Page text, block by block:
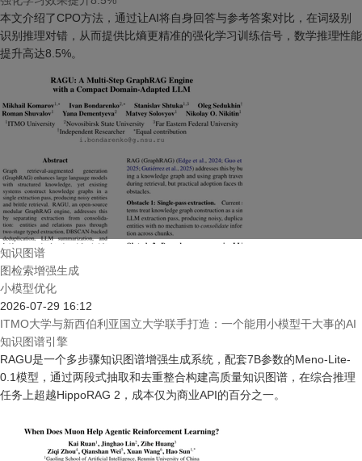
本文介绍了CPO方法，通过让AI将自身回答与参考答案对比，在词级别
识别推理对错，从而提供比熵更精准的强化学习训练信号，数学推理性能
提升高达8.5%。
知识图谱
图检索增强生成
小模型优化
2026-07-29 16:12
ITMO大学与新西伯利亚国立大学联手打造：一个能用小模型干大事的AI
知识图谱引擎
RAGU是一个多步骤知识图谱增强生成系统，配套7B参数的Meno-Lite-
0.1模型，通过两段式抽取和去重整合构建高质量知识图谱，在综合推理
任务上超越HippoRAG 2，成本仅为商业API的百分之一。